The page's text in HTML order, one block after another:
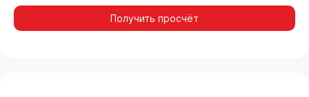
Получить просчёт